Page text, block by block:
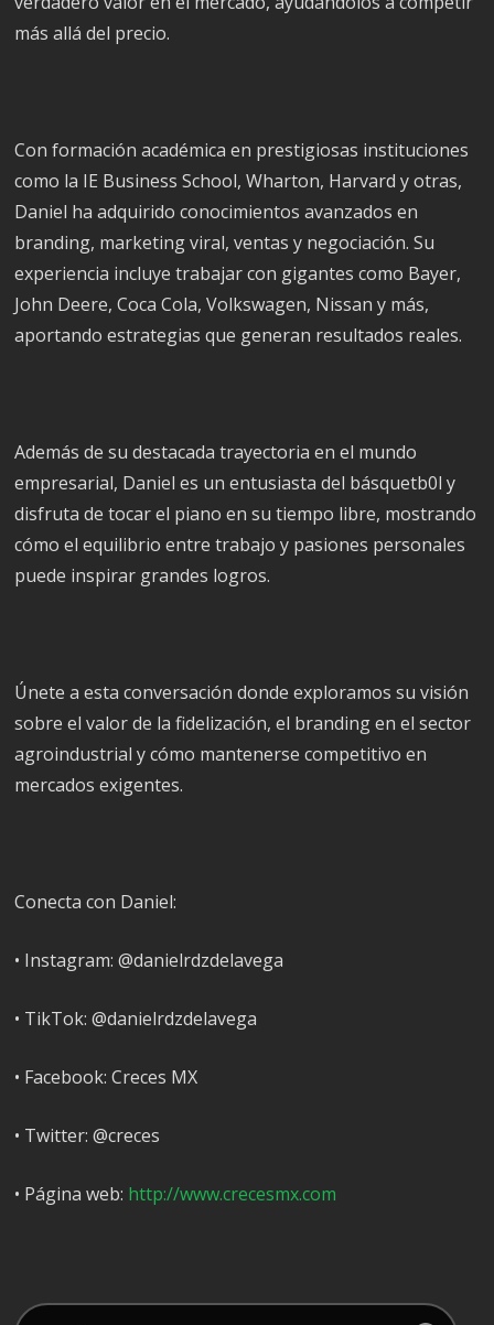
más allá del precio.
Con formación académica en prestigiosas instituciones
como la IE Business School, Wharton, Harvard y otras,
Daniel ha adquirido conocimientos avanzados en
branding, marketing viral, ventas y negociación. Su
experiencia incluye trabajar con gigantes como Bayer,
John Deere, Coca Cola, Volkswagen, Nissan y más,
aportando estrategias que generan resultados reales.
Además de su destacada trayectoria en el mundo
empresarial, Daniel es un entusiasta del básquetb0l y
disfruta de tocar el piano en su tiempo libre, mostrando
cómo el equilibrio entre trabajo y pasiones personales
puede inspirar grandes logros.
Únete a esta conversación donde exploramos su visión
sobre el valor de la fidelización, el branding en el sector
agroindustrial y cómo mantenerse competitivo en
mercados exigentes.
Conecta con Daniel:
• Instagram: @danielrdzdelavega
• TikTok: @danielrdzdelavega
• Facebook: Creces MX
• Twitter: @creces
• Página web: http://www.crecesmx.com